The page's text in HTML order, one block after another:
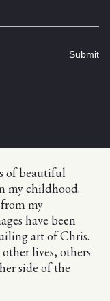
Submit
of beautiful
my childhood.
my
have been
art of Chris.
lives, others
side of the